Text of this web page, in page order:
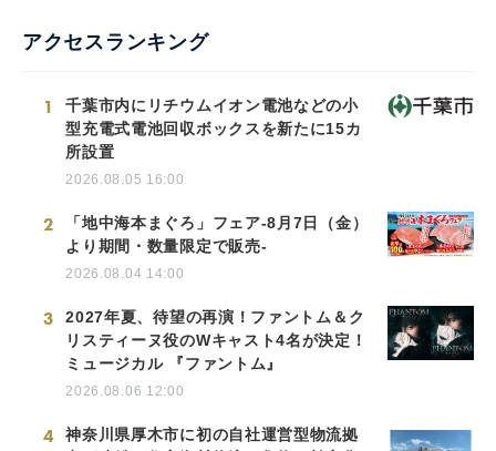
アクセスランキング
1
千葉市内にリチウムイオン電池などの小
型充電式電池回収ボックスを新たに15カ
所設置
2026.08.05 16:00
2
「地中海本まぐろ」フェア-8月7日（金）
より期間・数量限定で販売-
2026.08.04 14:00
3
2027年夏、待望の再演！ファントム＆ク
リスティーヌ役のWキャスト4名が決定！
ミュージカル 『ファントム』
2026.08.06 12:00
4
神奈川県厚木市に初の自社運営型物流拠